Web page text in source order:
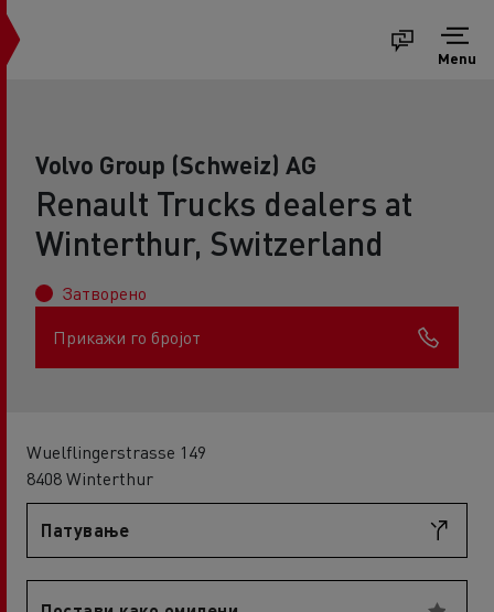
Menu
Volvo Group (Schweiz) AG
Renault Trucks dealers at
Winterthur, Switzerland
Затворено
Прикажи го бројот
Wuelflingerstrasse 149
8408 Winterthur
Патување